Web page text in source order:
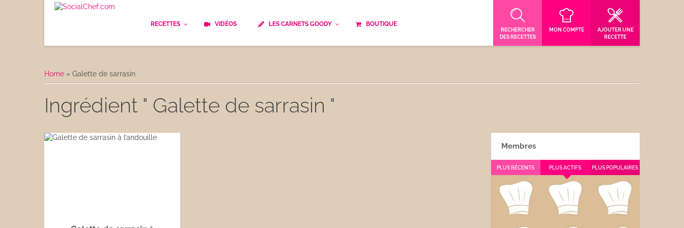
RECETTES
Le Pain
Apéritifs
Déjeuner
Cuisine française traditionnelle
VIDÉOS LES CARNETS GOODY
Spécialité culinaire
Les astuces Goody
BOUTIQUE
RECHERCHER
DES RECETTES
MON COMPTE
AJOUTER UNE
RECETTE
Home » Galette de sarrasin
Ingrédient " Galette de sarrasin "
Membres
PLUS RÉCENTS PLUS ACTIFS PLUS POPULAIRES